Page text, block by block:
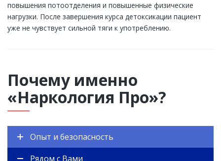
повышения потоотделения и повышенные физические
нагрузки. После завершения курса детоксикации пациент
уже не чувствует сильной тяги к употреблению.
Почему именно
«Наркология Про»?
Опыт и безопасность
Рядом с Вами